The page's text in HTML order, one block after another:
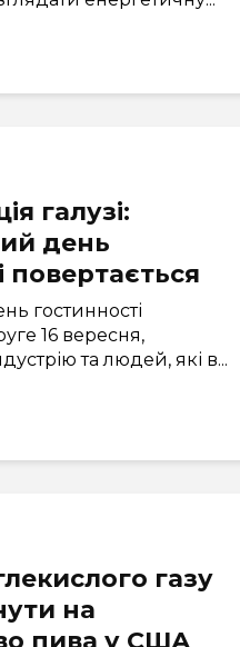
галузі:
день
повертається
гостинності
16 вересня,
та людей, які в...
газу
на
пива у США